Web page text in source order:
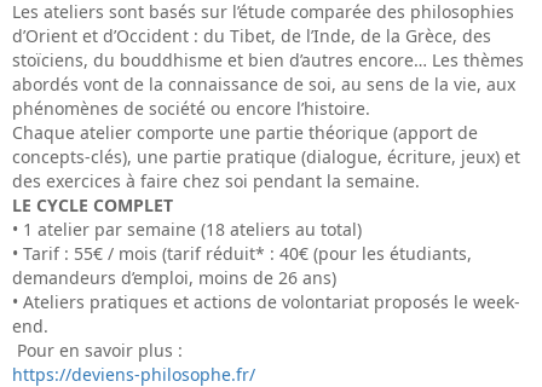
Les ateliers sont basés sur l’étude comparée des philosophies
d’Orient et d’Occident : du Tibet, de l’Inde, de la Grèce, des
stoïciens, du bouddhisme et bien d’autres encore… Les thèmes
abordés vont de la connaissance de soi, au sens de la vie, aux
phénomènes de société ou encore l’histoire.
Chaque atelier comporte une partie théorique (apport de
concepts-clés), une partie pratique (dialogue, écriture, jeux) et
des exercices à faire chez soi pendant la semaine.
LE CYCLE COMPLET
• 1 atelier par semaine (18 ateliers au total)
• Tarif : 55€ / mois (tarif réduit* : 40€ (pour les étudiants,
demandeurs d’emploi, moins de 26 ans)
• Ateliers pratiques et actions de volontariat proposés le week-
end.
Pour en savoir plus :
https://deviens-philosophe.fr/